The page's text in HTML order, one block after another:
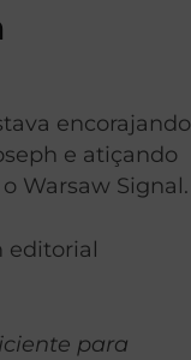
encorajando
e atiçando
Warsaw Signal.
editorial
para